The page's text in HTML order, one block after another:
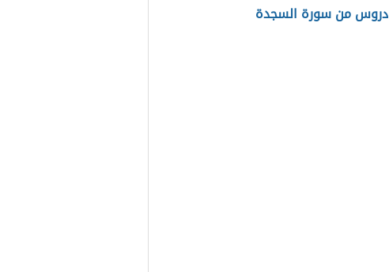
دروس من سورة السجدة